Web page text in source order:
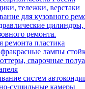
тележки, верстаки
для кузовного
ремонта.
ремонта пластика
лампы
сварочные
систем
сушильные камеры